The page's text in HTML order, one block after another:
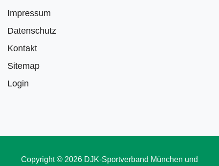
Impressum
Datenschutz
Kontakt
Sitemap
Login
Copyright © 2026 DJK-Sportverband München und